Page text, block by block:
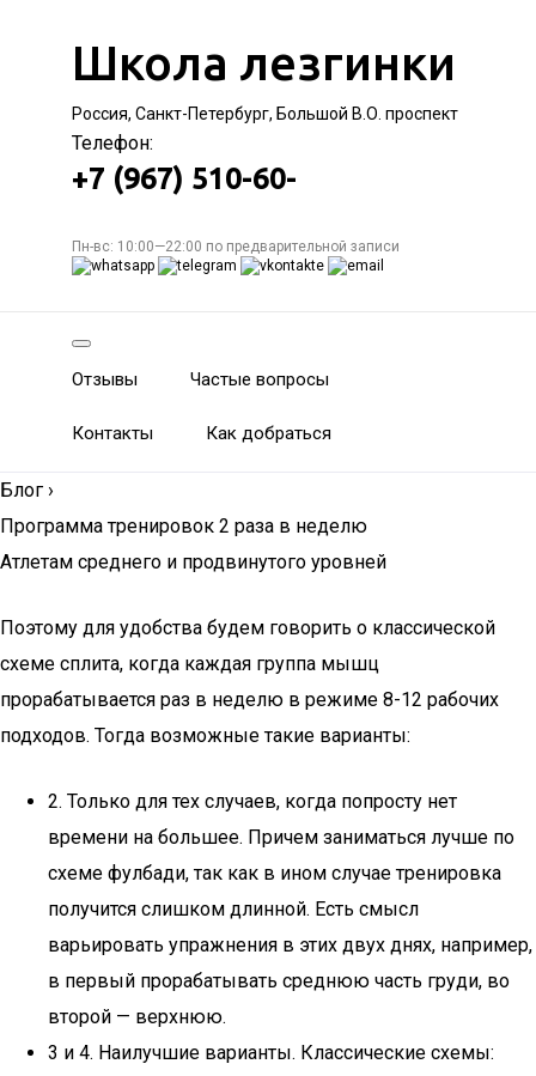
Школа лезгинки
Россия, Санкт-Петербург, Большой В.О. проспект
Телефон:
+7 (967) 510-60-
Пн-вс: 10:00—22:00 по предварительной записи
Отзывы Частые вопросы
Контакты Как добраться
Блог ›
Программа тренировок 2 раза в неделю
Атлетам среднего и продвинутого уровней
Поэтому для удобства будем говорить о классической
схеме сплита, когда каждая группа мышц
прорабатывается раз в неделю в режиме 8-12 рабочих
подходов. Тогда возможные такие варианты:
2. Только для тех случаев, когда попросту нет
времени на большее. Причем заниматься лучше по
схеме фулбади, так как в ином случае тренировка
получится слишком длинной. Есть смысл
варьировать упражнения в этих двух днях, например,
в первый прорабатывать среднюю часть груди, во
второй — верхнюю.
3 и 4. Наилучшие варианты. Классические схемы: